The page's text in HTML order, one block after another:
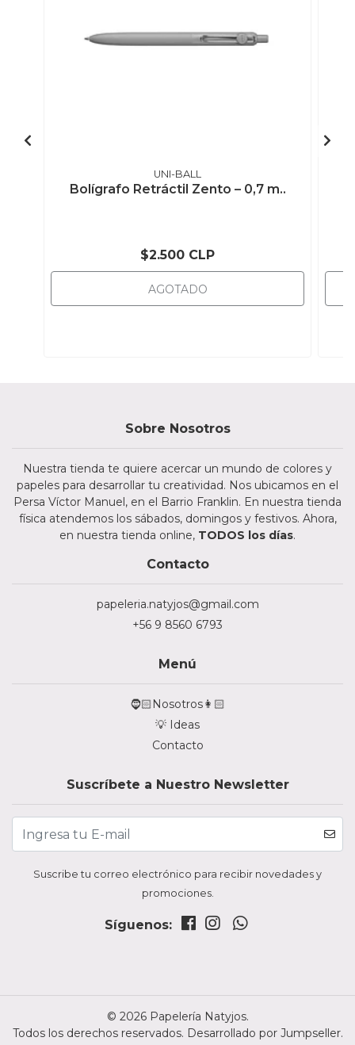
UNI-BALL
Bolígrafo Retráctil Zento – 0,7 m..
$2.500 CLP
AGOTADO
Sobre Nosotros
Nuestra tienda te quiere acercar un mundo de colores y
papeles para desarrollar tu creatividad. Nos ubicamos en el
Persa Víctor Manuel, en el Barrio Franklin. En nuestra tienda
física atendemos los sábados, domingos y festivos. Ahora,
en nuestra tienda online, TODOS los días.
Contacto
papeleria.natyjos@gmail.com
+56 9 8560 6793
Menú
🧔🏻Nosotros👩🏻
💡 Ideas
Contacto
Suscríbete a Nuestro Newsletter
Suscribe tu correo electrónico para recibir novedades y
promociones.
Síguenos:
© 2026 Papelería Natyjos.
Todos los derechos reservados. Desarrollado por Jumpseller.